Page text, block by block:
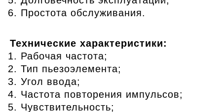
Простота обслуживания.
Технические характеристики:
Рабочая частота;
Тип пьезоэлемента;
Угол ввода;
Частота повторения импульсов;
Чувствительность;